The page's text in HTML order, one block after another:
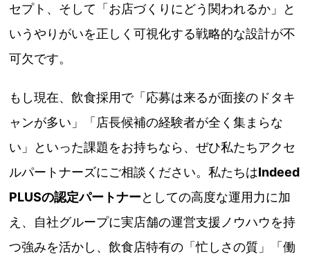
セプト、そして「お店づくりにどう関われるか」と
いうやりがいを正しく可視化する戦略的な設計が不
可欠です。
もし現在、飲食採用で「応募は来るが面接のドタキ
ャンが多い」「店長候補の経験者が全く集まらな
い」といった課題をお持ちなら、ぜひ私たちアクセ
ルパートナーズにご相談ください。私たちはIndeed
PLUSの認定パートナーとしての高度な運用力に加
え、自社グループに実店舗の運営支援ノウハウを持
つ強みを活かし、飲食店特有の「忙しさの質」「働